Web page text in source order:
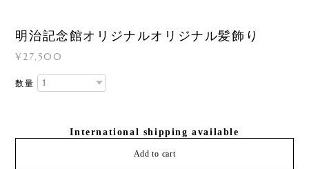
明治記念館オリジナルオリジナル髪飾り
¥27,500
数量
International shipping available
Add to cart